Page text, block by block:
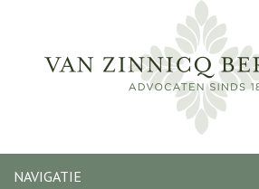
NAVIGATIE